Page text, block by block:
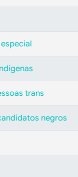
trans
negros